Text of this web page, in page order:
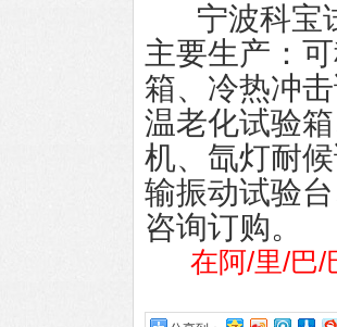
宁波科宝
主要生产：
箱、冷热冲
温老化试验
机、氙灯耐
输振动试验
咨询订购。
在阿/里/巴/